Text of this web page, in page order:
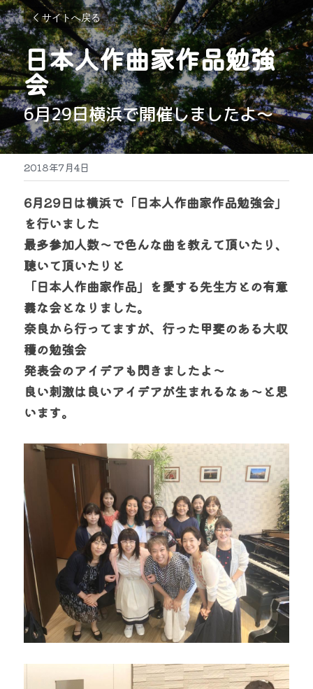
サイトへ戻る
日本人作曲家作品勉強
会
6月29日横浜で開催しましたよ～
2018年7月4日
6月29日は横浜で「日本人作曲家作品勉強会」
を行いました
最多参加人数～で色んな曲を教えて頂いたり、
聴いて頂いたりと
「日本人作曲家作品」を愛する先生方との有意
義な会となりました。
奈良から行ってますが、行った甲斐のある大収
穫の勉強会
発表会のアイデアも閃きましたよ～
良い刺激は良いアイデアが生まれるなぁ～と思
います。